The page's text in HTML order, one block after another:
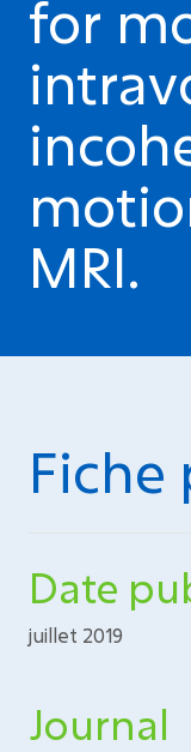
for
MRI.
Date
juillet 2019
Journal